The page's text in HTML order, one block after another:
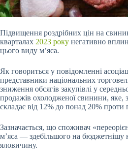
Підвищення роздрібних цін на
кварталах 2023 року негативно
цього виду м’яса.
Як говориться у повідомленні
представники національних
зниження обсягів закупівлі у
продажів охолодженої свинини, яке,
складає від 12% до понад 20% проти
Зазначається, що споживач
м’яса — здебільшого на
яловичину.